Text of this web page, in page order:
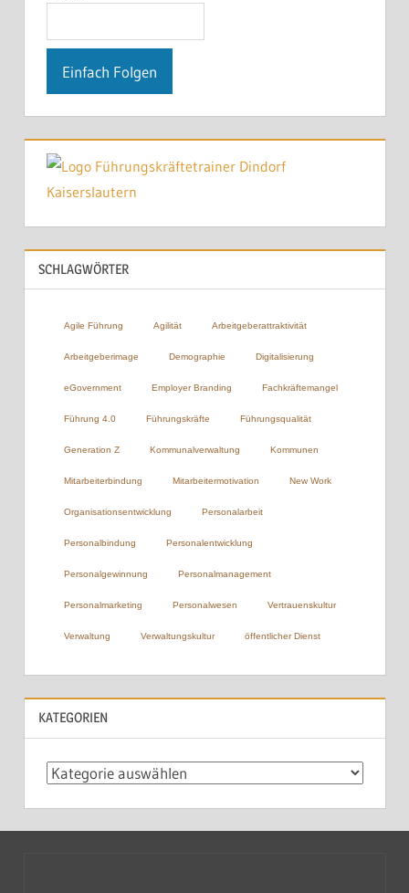
SCHLAGWÖRTER
Agile Führung Agilität Arbeitgeberattraktivität
Arbeitgeberimage Demographie Digitalisierung
eGovernment Employer Branding Fachkräftemangel
Führung 4.0 Führungskräfte Führungsqualität
Generation Z Kommunalverwaltung Kommunen
Mitarbeiterbindung Mitarbeitermotivation New Work
Organisationsentwicklung Personalarbeit
Personalbindung Personalentwicklung
Personalgewinnung Personalmanagement
Personalmarketing Personalwesen Vertrauenskultur
Verwaltung Verwaltungskultur öffentlicher Dienst
KATEGORIEN
Kategorien